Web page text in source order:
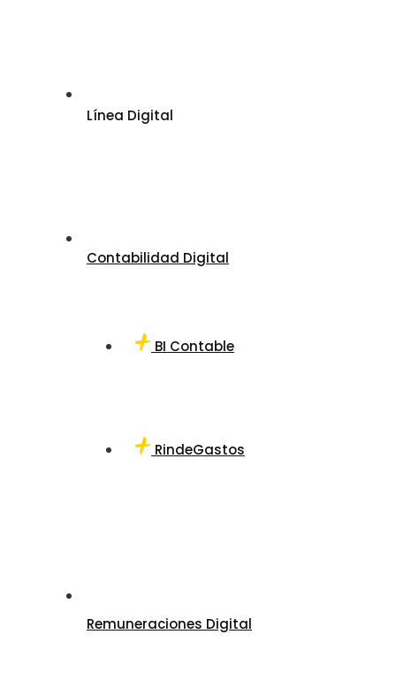
Línea Digital
Contabilidad Digital
BI Contable
RindeGastos
Remuneraciones Digital